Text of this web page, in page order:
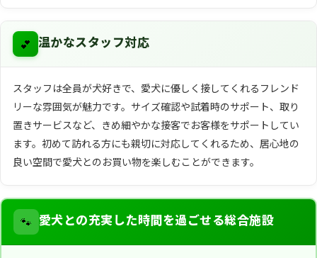
💕 温かなスタッフ対応
スタッフは全員が犬好きで、愛犬に優しく接してくれるフレンド
リーな雰囲気が魅力です。サイズ確認や試着時のサポート、取り
置きサービスなど、きめ細やかな接客でお客様をサポートしてい
ます。初めて訪れる方にも親切に対応してくれるため、居心地の
良い空間で愛犬とのお買い物を楽しむことができます。
🐾 愛犬との充実した時間を過ごせる総合施設